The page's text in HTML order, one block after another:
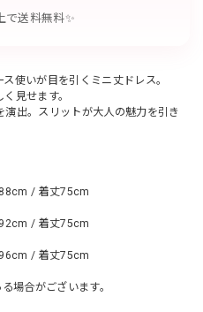
で送料無料✨
使いが目を引くミニ丈ドレス。
見せます。
出。スリットが大人の魅力を引き
/ 着丈75cm
/ 着丈75cm
/ 着丈75cm
場合がございます。